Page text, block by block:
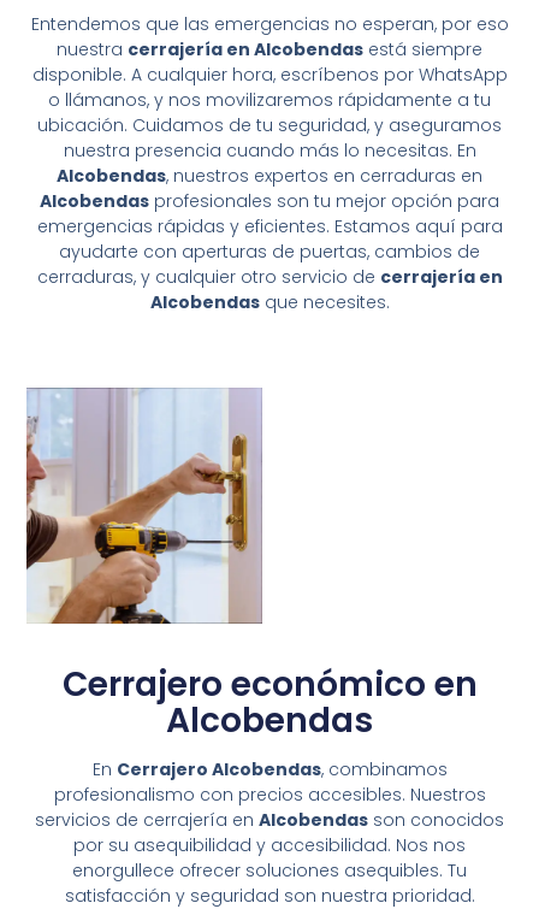
Entendemos que las emergencias no esperan, por eso
nuestra cerrajería en Alcobendas está siempre
disponible. A cualquier hora, escríbenos por WhatsApp
o llámanos, y nos movilizaremos rápidamente a tu
ubicación. Cuidamos de tu seguridad, y aseguramos
nuestra presencia cuando más lo necesitas. En
Alcobendas, nuestros expertos en cerraduras en
Alcobendas profesionales son tu mejor opción para
emergencias rápidas y eficientes. Estamos aquí para
ayudarte con aperturas de puertas, cambios de
cerraduras, y cualquier otro servicio de cerrajería en
Alcobendasque necesites.
Cerrajero económico en
Alcobendas
En Cerrajero Alcobendas, combinamos
profesionalismo con precios accesibles. Nuestros
servicios de cerrajería en Alcobendas son conocidos
por su asequibilidad y accesibilidad. Nos nos
enorgullece ofrecer soluciones asequibles. Tu
satisfacción y seguridad son nuestra prioridad.